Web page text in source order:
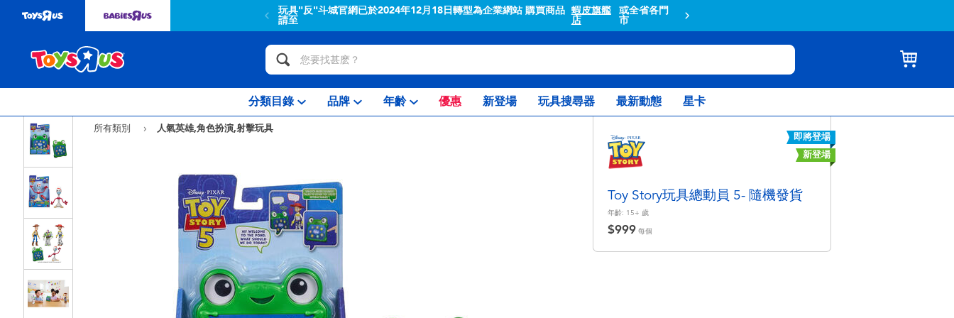
玩具"反"斗城官網已於2024年12月18日轉型為企業網站 購買商品
請至
蝦皮旗艦
店
或全省各門
市
分類目錄 品牌 年齡 優惠 新登場 玩具搜尋器 最新動態 星卡
所有類別
人氣英雄,角色扮演,射擊玩具
即將登場
新登場
Toy Story玩具總動員 5- 隨機發貨
年齡: 15+ 歲
$999 每個